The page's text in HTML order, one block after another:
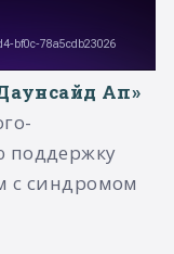
Ап»
поддержку
с синдромом